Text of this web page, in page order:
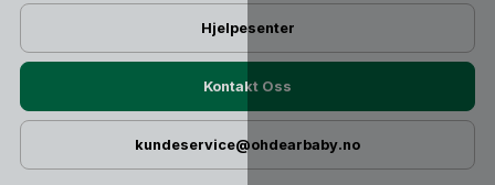
Hjelpesenter
Kontakt Oss
kundeservice@ohdearbaby.no